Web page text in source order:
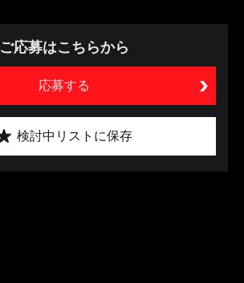
ご応募はこちらから
応募する
検討中リストに保存